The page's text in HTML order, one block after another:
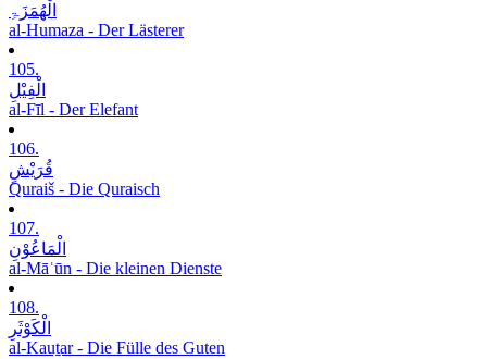
الْھُمَزَۃِ
al-Humaza - Der Lästerer
105.
الْفِیْلِ
al-Fīl - Der Elefant
106.
قُرَیْشٍ
Quraiš - Die Quraisch
107.
الْمَاعُوْنِ
al-Māʿūn - Die kleinen Dienste
108.
الْکَوْثَرِ
al-Kauṯar - Die Fülle des Guten